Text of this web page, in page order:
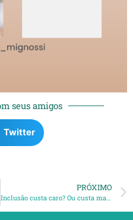
seus amigos
Twitter
PRÓXIMO
Inclusão custa caro? Ou custa mais não estruturar?